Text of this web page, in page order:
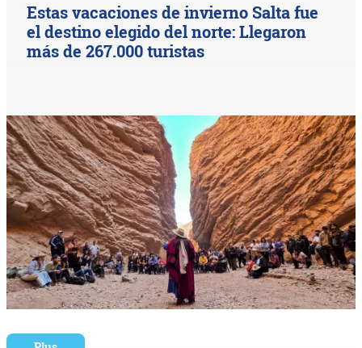
Estas vacaciones de invierno Salta fue
el destino elegido del norte: Llegaron
más de 267.000 turistas